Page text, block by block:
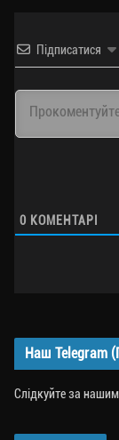
Підписатися
0 КОМЕНТАРІ
Наш Telegram
Слідкуйте за нашим